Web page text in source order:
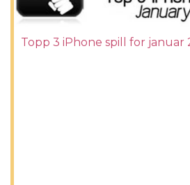
Topp 3 iPhone spill for januar